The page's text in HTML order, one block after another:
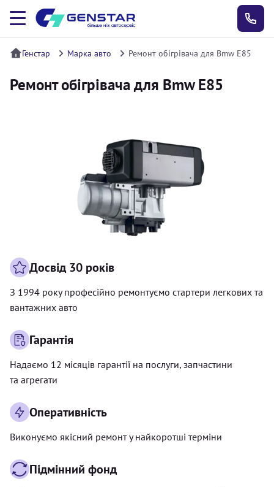
Генстар Марка авто Ремонт обігрівача для Bmw E85
Ремонт обігрівача для Bmw E85
Досвід 30 років
З 1994 року професійно ремонтуємо стартери легкових та
вантажних авто
Гарантія
Надаємо 12 місяців гарантії на послуги, запчастини
та агрегати
Оперативність
Виконуємо якісний ремонт у найкоротші терміни
Підмінний фонд